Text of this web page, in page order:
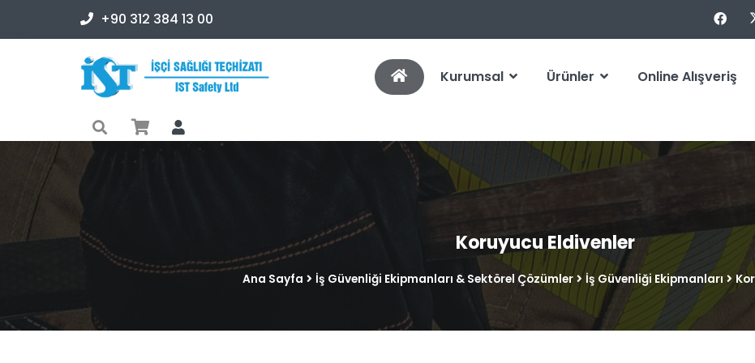
+90 312 384 13 00
Kurumsal Ürünler Online Alışveriş
Koruyucu Eldivenler
Ana Sayfa İş Güvenliği Ekipmanları & Sektörel Çözümler İş Güvenliği Ekipmanları